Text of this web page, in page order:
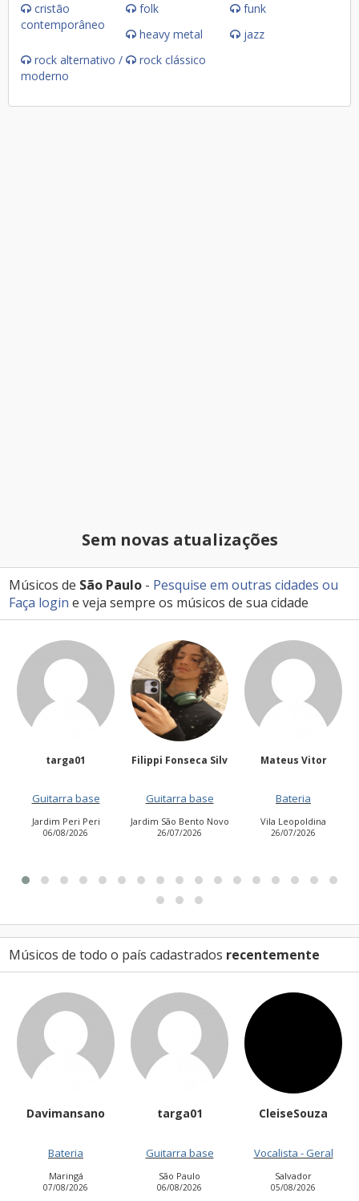
cristão
contemporâneo
folk
funk
heavy metal
jazz
rock alternativo /
moderno
rock clássico
Sem novas atualizações
Músicos de São Paulo - Pesquise em outras cidades ou
Faça login e veja sempre os músicos de sua cidade
Filippi Fonseca Silv
Guitarra base
Jardim São Bento Novo
26/07/2026
Mateus Vitor
Bateria
Vila Leopoldina
26/07/2026
Anailuj Avlis
Vocalista - Baixo
Jardim Aurora (Zona
Leste)
Músicos de todo o país cadastrados recentemente
Guitarra base
CleiseSouza
Vocalista - Geral
São José